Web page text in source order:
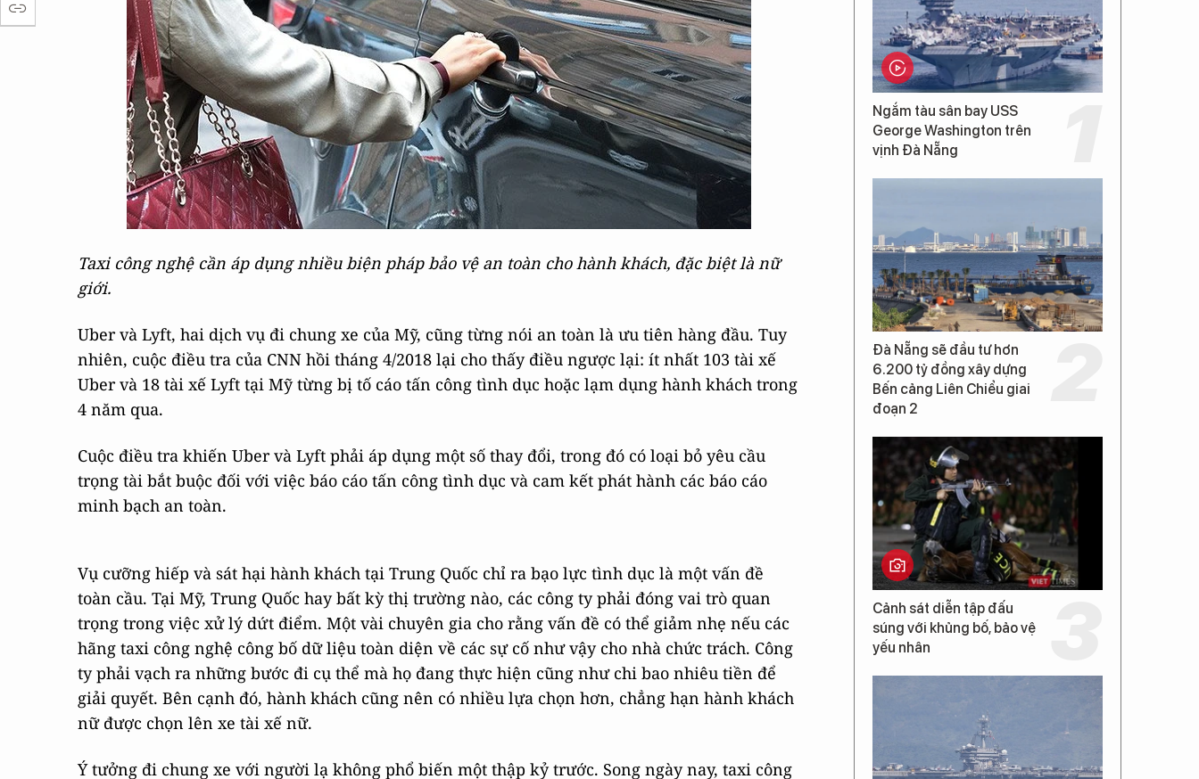
Taxi công nghệ cần áp dụng nhiều biện pháp bảo vệ an toàn cho hành khách, đặc biệt là nữ
giới.
Uber và Lyft, hai dịch vụ đi chung xe của Mỹ, cũng từng nói an toàn là ưu tiên hàng đầu. Tuy
nhiên, cuộc điều tra của CNN hồi tháng 4/2018 lại cho thấy điều ngược lại: ít nhất 103 tài xế
Uber và 18 tài xế Lyft tại Mỹ từng bị tố cáo tấn công tình dục hoặc lạm dụng hành khách trong
4 năm qua.
Cuộc điều tra khiến Uber và Lyft phải áp dụng một số thay đổi, trong đó có loại bỏ yêu cầu
trọng tài bắt buộc đối với việc báo cáo tấn công tình dục và cam kết phát hành các báo cáo
minh bạch an toàn.
Vụ cưỡng hiếp và sát hại hành khách tại Trung Quốc chỉ ra bạo lực tình dục là một vấn đề
toàn cầu. Tại Mỹ, Trung Quốc hay bất kỳ thị trường nào, các công ty phải đóng vai trò quan
trọng trong việc xử lý dứt điểm. Một vài chuyên gia cho rằng vấn đề có thể giảm nhẹ nếu các
hãng taxi công nghệ công bố dữ liệu toàn diện về các sự cố như vậy cho nhà chức trách. Công
ty phải vạch ra những bước đi cụ thể mà họ đang thực hiện cũng như chi bao nhiêu tiền để
giải quyết. Bên cạnh đó, hành khách cũng nên có nhiều lựa chọn hơn, chẳng hạn hành khách
nữ được chọn lên xe tài xế nữ.
Ý tưởng đi chung xe với người lạ không phổ biến một thập kỷ trước. Song ngày nay, taxi công
Ngắm tàu sân bay USS
George Washington trên
vịnh Đà Nẵng
Đà Nẵng sẽ đầu tư hơn
6.200 tỷ đồng xây dựng
Bến cảng Liên Chiểu giai
đoạn 2
Cảnh sát diễn tập đấu
súng với khủng bố, bảo vệ
yếu nhân